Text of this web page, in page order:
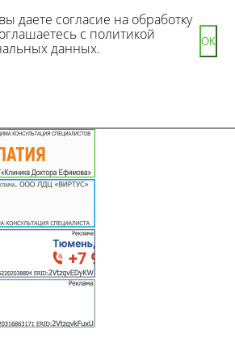
даете согласие на обработку
с политикой
данных.
ОК